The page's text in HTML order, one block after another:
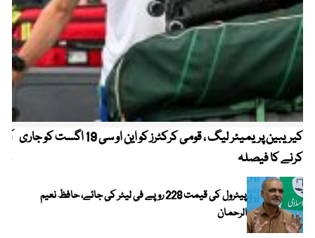
کیریبین پریمیئر لیگ ، قومی کرکٹرز کو این او سی 19 اگست کو جاری
کرنے کا فیصلہ
پیٹرول کی قیمت 228 روپے فی لیٹر کی جائے، حافظ نعیم
الرحمان